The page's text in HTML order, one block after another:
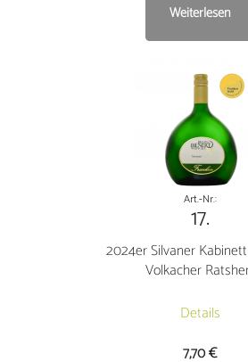
Weiterlesen
Art.-Nr.:
17.
2024er Silvaner
Volkacher
Details
7,70€